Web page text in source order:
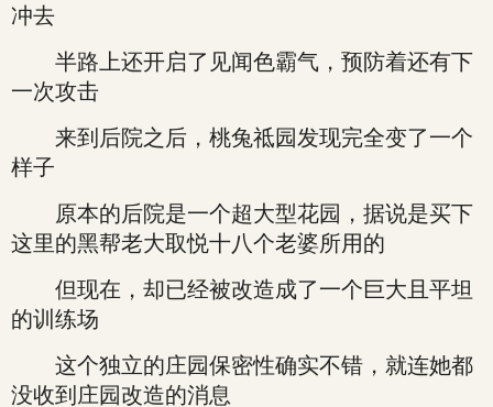
冲去
半路上还开启了见闻色霸气，预防着还有下
一次攻击
来到后院之后，桃兔祗园发现完全变了一个
样子
原本的后院是一个超大型花园，据说是买下
这里的黑帮老大取悦十八个老婆所用的
但现在，却已经被改造成了一个巨大且平坦
的训练场
这个独立的庄园保密性确实不错，就连她都
没收到庄园改造的消息